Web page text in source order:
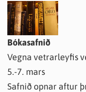
Bókasafnið
Vegna vetrarleyfis
5.-7. mars
Safnið opnar aftur